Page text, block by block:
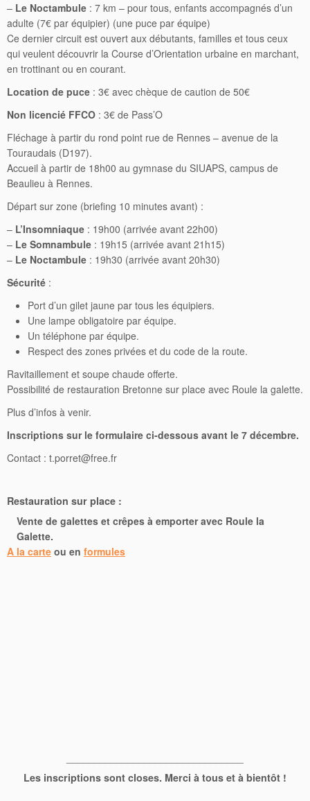
– Le Noctambule : 7 km – pour tous, enfants accompagnés d’un
adulte (7€ par équipier) (une puce par équipe)
Ce dernier circuit est ouvert aux débutants, familles et tous ceux
qui veulent découvrir la Course d’Orientation urbaine en marchant,
en trottinant ou en courant.
Location de puce : 3€ avec chèque de caution de 50€
Non licencié FFCO : 3€ de Pass’O
Fléchage à partir du rond point rue de Rennes – avenue de la
Touraudais (D197).
Accueil à partir de 18h00 au gymnase du SIUAPS, campus de
Beaulieu à Rennes.
Départ sur zone (briefing 10 minutes avant) :
– L’Insomniaque : 19h00 (arrivée avant 22h00)
– Le Somnambule : 19h15 (arrivée avant 21h15)
– Le Noctambule : 19h30 (arrivée avant 20h30)
Sécurité :
Port d’un gilet jaune par tous les équipiers.
Une lampe obligatoire par équipe.
Un téléphone par équipe.
Respect des zones privées et du code de la route.
Ravitaillement et soupe chaude offerte.
Possibilité de restauration Bretonne sur place avec Roule la galette.
Plus d’infos à venir.
Inscriptions sur le formulaire ci-dessous avant le 7 décembre.
Contact : t.porret@free.fr
Restauration sur place :
Vente de galettes et crêpes à emporter avec Roule la
Galette.
A la carte ou en formules
Les inscriptions sont closes. Merci à tous et à bientôt !